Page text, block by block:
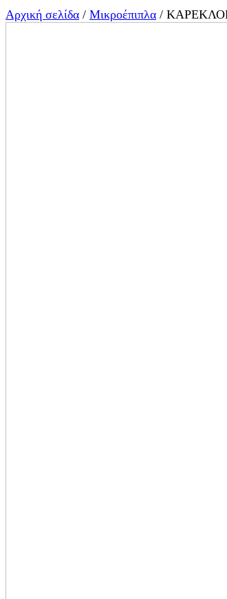
Αρχική σελίδα / Μικροέπιπλα /